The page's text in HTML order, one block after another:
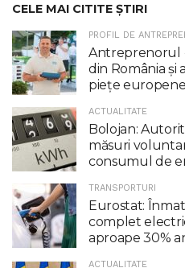
CELE MAI CITITE ȘTIRI
PROFIL DE
Antreprenorul
din România și
piețe europene
ACTUALITATE
Bolojan:
măsuri
consumul de
TRANSPORTURI
Eurostat:
complet
aproape 30%
ACTUALITATE